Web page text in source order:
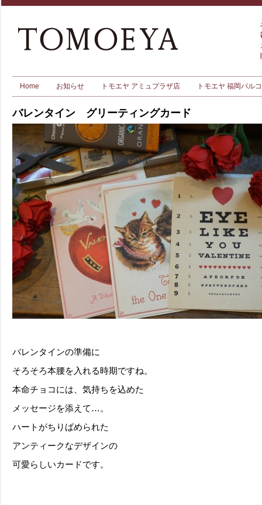
Home お知らせ トモエヤ アミュプラザ店 トモエヤ 福岡パル
バレンタイン グリーティングカード
バレンタインの準備に
そろそろ本腰を入れる時期ですね。
本命チョコには、気持ちを込めた
メッセージを添えて…。
ハートがちりばめられた
アンティークなデザインの
可愛らしいカードです。